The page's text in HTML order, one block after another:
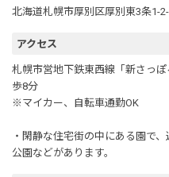
北海道札幌市厚別区厚別東3条1-
アクセス
札幌市営地下鉄東西線「新さっ
歩8分
※マイカー、自転車通勤OK
・閑静な住宅街の中にある園で
公園などがあります。